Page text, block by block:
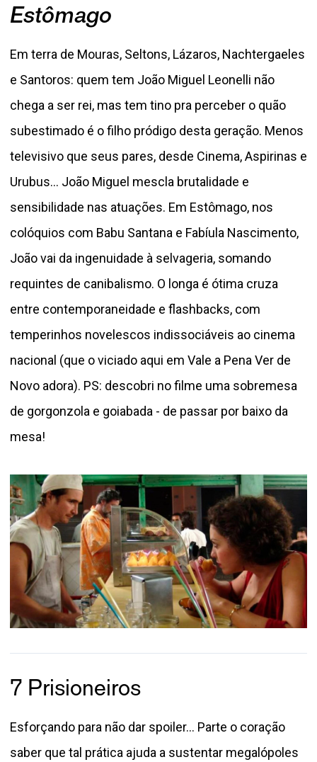
Estômago
Em terra de Mouras, Seltons, Lázaros, Nachtergaeles
e Santoros: quem tem João Miguel Leonelli não
chega a ser rei, mas tem tino pra perceber o quão
subestimado é o filho pródigo desta geração. Menos
televisivo que seus pares, desde Cinema, Aspirinas e
Urubus... João Miguel mescla brutalidade e
sensibilidade nas atuações. Em Estômago, nos
colóquios com Babu Santana e Fabíula Nascimento,
João vai da ingenuidade à selvageria, somando
requintes de canibalismo. O longa é ótima cruza
entre contemporaneidade e flashbacks, com
temperinhos novelescos indissociáveis ao cinema
nacional (que o viciado aqui em Vale a Pena Ver de
Novo adora). PS: descobri no filme uma sobremesa
de gorgonzola e goiabada - de passar por baixo da
mesa!
7 Prisioneiros
Esforçando para não dar spoiler... Parte o coração
saber que tal prática ajuda a sustentar megalópoles